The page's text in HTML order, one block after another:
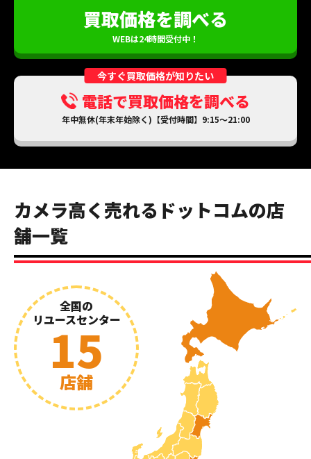
買取価格を調べる
WEBは24時間受付中！
今すぐ買取価格が知りたい
電話で買取価格を調べる
年中無休(年末年始除く)【受付時間】9:15～21:00
カメラ高く売れるドットコムの店
舗一覧
全国の
リユースセンター
15
店舗